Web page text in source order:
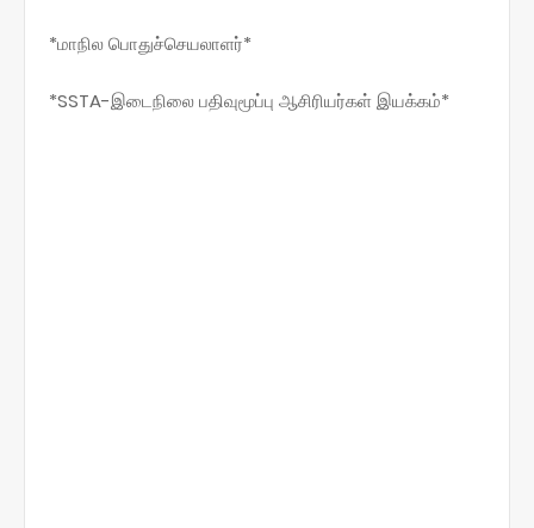
*மாநில பொதுச்செயலாளர்*
*SSTA-இடைநிலை பதிவுமூப்பு ஆசிரியர்கள் இயக்கம்*